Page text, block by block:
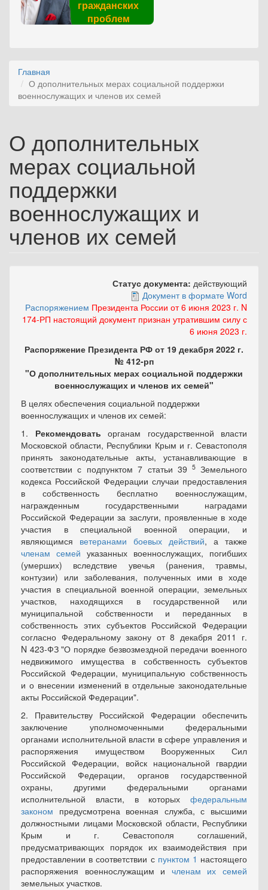
гражданских
проблем
Главная
О дополнительных мерах социальной поддержки
военнослужащих и членов их семей
О дополнительных
мерах социальной
поддержки
военнослужащих и
членов их семей
Статус документа: действующий
Документ в формате Word
Распоряжением Президента России от 6 июня 2023 г. N
174-РП настоящий документ признан утратившим силу с
6 июня 2023 г.
Распоряжение Президента РФ от 19 декабря 2022 г.
№ 412-рп
"О дополнительных мерах социальной поддержки
военнослужащих и членов их семей"
В целях обеспечения социальной поддержки
военнослужащих и членов их семей:
1. Рекомендовать органам государственной власти
Московской области, Республики Крым и г. Севастополя
принять законодательные акты, устанавливающие в
соответствии с подпунктом 7 статьи 39 5Земельного
кодекса Российской Федерации случаи предоставления
в собственность бесплатно военнослужащим,
награжденным государственными наградами
Российской Федерации за заслуги, проявленные в ходе
участия в специальной военной операции, и
являющимся ветеранами боевых действий, а также
членам семей указанных военнослужащих, погибших
(умерших) вследствие увечья (ранения, травмы,
контузии) или заболевания, полученных ими в ходе
участия в специальной военной операции, земельных
участков, находящихся в государственной или
муниципальной собственности и переданных в
собственность этих субъектов Российской Федерации
согласно Федеральному закону от 8 декабря 2011 г.
N 423-ФЗ "О порядке безвозмездной передачи военного
недвижимого имущества в собственность субъектов
Российской Федерации, муниципальную собственность
и о внесении изменений в отдельные законодательные
акты Российской Федерации".
2. Правительству Российской Федерации обеспечить
заключение уполномоченными федеральными
органами исполнительной власти в сфере управления и
распоряжения имуществом Вооруженных Сил
Российской Федерации, войск национальной гвардии
Российской Федерации, органов государственной
охраны, другими федеральными органами
исполнительной власти, в которых федеральным
законом предусмотрена военная служба, с высшими
должностными лицами Московской области, Республики
Крым и г. Севастополя соглашений,
предусматривающих порядок их взаимодействия при
предоставлении в соответствии с пунктом 1 настоящего
распоряжения военнослужащим и членам их семей
земельных участков.